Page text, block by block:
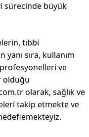
sürecinde büyük
tıbbi
yanı sıra, kullanım
ve
olduğu
olarak, sağlık ve
takip etmekte ve